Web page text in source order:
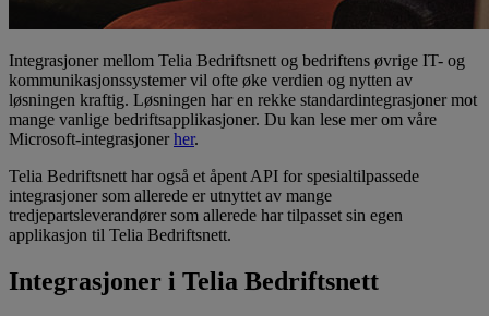
Integrasjoner mellom Telia Bedriftsnett og bedriftens øvrige IT- og
kommunikasjonssystemer vil ofte øke verdien og nytten av
løsningen kraftig. Løsningen har en rekke standardintegrasjoner mot
mange vanlige bedriftsapplikasjoner. Du kan lese mer om våre
Microsoft-integrasjonerher.
Telia Bedriftsnett har også et åpent API for spesialtilpassede
integrasjoner som allerede er utnyttet av mange
tredjepartsleverandører som allerede har tilpasset sin egen
applikasjon til Telia Bedriftsnett.
Integrasjoner i Telia Bedriftsnett